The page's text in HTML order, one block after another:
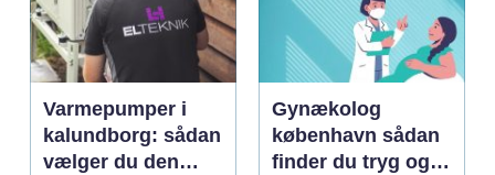
Varmepumper i
kalundborg: sådan
vælger du den
Gynækolog
københavn sådan
finder du tryg og